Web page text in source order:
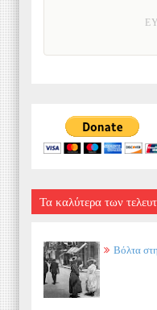
Τα καλύτερα των
Βόλτα